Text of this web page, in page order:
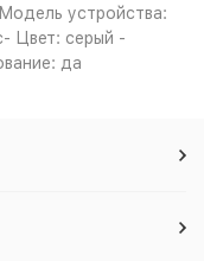
устройства:
Цвет: серый -
да